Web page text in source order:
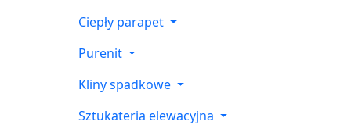
Ciepły parapet
Purenit
Kliny spadkowe
Sztukateria elewacyjna